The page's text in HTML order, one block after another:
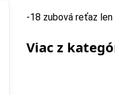
-18 zubová reťaz
Viac z